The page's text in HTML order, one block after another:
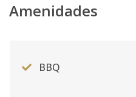
Amenidades
BBQ